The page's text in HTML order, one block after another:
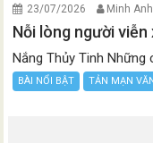
23/07/2026 Minh Anh
Nỗi lòng người viễn
Nắng Thủy Tinh Những
BÀI NỔI BẬT TẢN MẠN